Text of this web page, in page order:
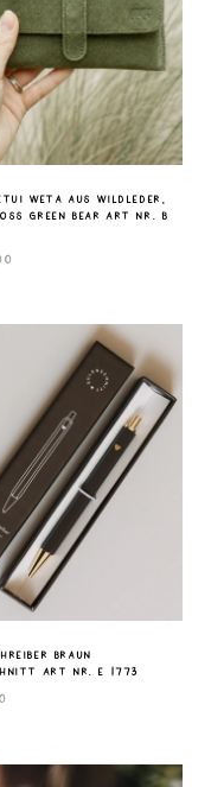
Weta aus Wildleder,
Green Bear Art nr. B
Braun
Art nr. E 1773